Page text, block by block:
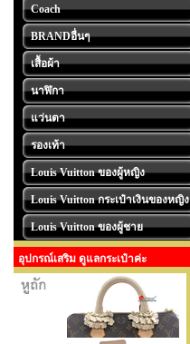
Coach
BRANDอื่นๆ
เสื้อผ้า
นาฬิกา
แว่นตา
รองเท้า
Louis Vuitton ของผู้หญิง
Louis Vuitton กระเป๋าเงินของหญิง
Louis Vuitton ของผู้ชาย
อุปกรณ์เสริม ดูแลกระเป๋าค่ะ